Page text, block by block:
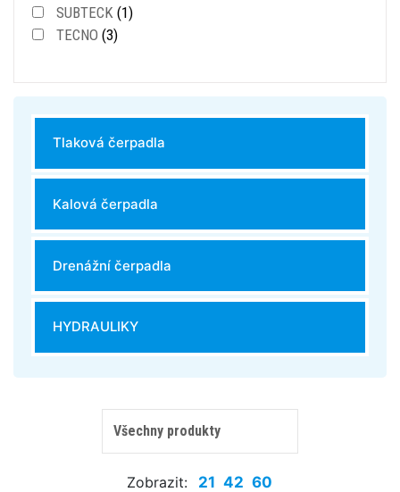
SUBTECK (1)
TECNO (3)
Tlaková čerpadla
Kalová čerpadla
Drenážní čerpadla
HYDRAULIKY
Zobrazit: 21 42 60